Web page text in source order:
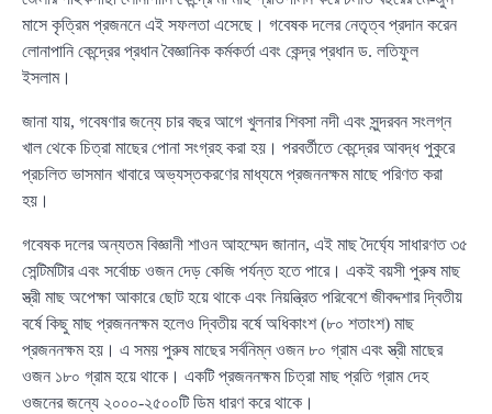
মাসে কৃত্রিম প্রজননে এই সফলতা এসেছে। গবেষক দলের নেতৃত্ব প্রদান করেন
লোনাপানি কেন্দ্রের প্রধান বৈজ্ঞানিক কর্মকর্তা এবং কেন্দ্র প্রধান ড. লতিফুল
ইসলাম।
জানা যায়, গবেষণার জন্যে চার বছর আগে খুলনার শিবসা নদী এবং সুন্দরবন সংলগ্ন
খাল থেকে চিত্রা মাছের পোনা সংগ্রহ করা হয়। পরবর্তীতে কেন্দ্রের আবদ্ধ পুকুরে
প্রচলিত ভাসমান খাবারে অভ্যস্তকরণের মাধ্যমে প্রজননক্ষম মাছে পরিণত করা
হয়।
গবেষক দলের অন্যতম বিজ্ঞানী শাওন আহম্মেদ জানান, এই মাছ দৈর্ঘ্যে সাধারণত ৩৫
সেন্টিমটিার এবং সর্বোচ্চ ওজন দেড় কেজি পর্যন্ত হতে পারে। একই বয়সী পুরুষ মাছ
স্ত্রী মাছ অপেক্ষা আকারে ছোট হয়ে থাকে এবং নিয়ন্ত্রিত পরিবেশে জীবদ্দশার দ্বিতীয়
বর্ষে কিছু মাছ প্রজননক্ষম হলেও দ্বিতীয় বর্ষে অধিকাংশ (৮০ শতাংশ) মাছ
প্রজননক্ষম হয়। এ সময় পুরুষ মাছের সর্বনিম্ন ওজন ৮০ গ্রাম এবং স্ত্রী মাছের
ওজন ১৮০ গ্রাম হয়ে থাকে। একটি প্রজননক্ষম চিত্রা মাছ প্রতি গ্রাম দেহ
ওজনের জন্যে ২০০০-২৫০০টি ডিম ধারণ করে থাকে।